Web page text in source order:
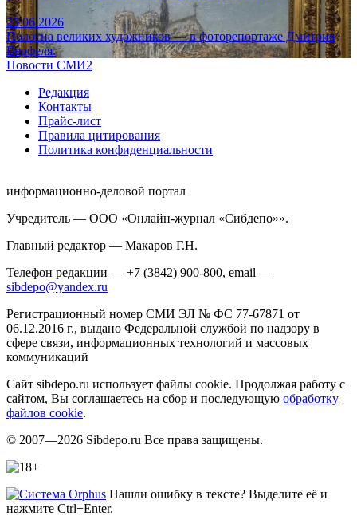
23.06.2026
Полотна великих художников — в фоторепортаже Дмитрия
Верфеля.
Новости СМИ2
Редакция
Контакты
Прайс-лист
Правила цитирования
Политика конфиденциальности
информационно-деловой портал
Учредитель — ООО «Онлайн-журнал «Сибдепо»».
Главный редактор — Макаров Г.Н.
Телефон редакции — +7 (3842) 900-800, email —
sibdepo@yandex.ru
Регистрационный номер СМИ ЭЛ № ФС 77-67871 от
06.12.2016 г., выдано Федеральной службой по надзору в
сфере связи, информационных технологий и массовых
коммуникаций
Сайт sibdepo.ru использует файлы cookie. Продолжая работу с
сайтом, Вы соглашаетесь на сбор и последующую обработку
файлов cookie.
© 2007—2026 Sibdepo.ru Все права защищены.
Нашли ошибку в тексте? Выделите её и
нажмите Ctrl+Enter.